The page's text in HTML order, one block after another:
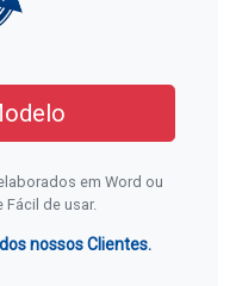
em Word ou
Fácil de usar.
nossos Clientes.